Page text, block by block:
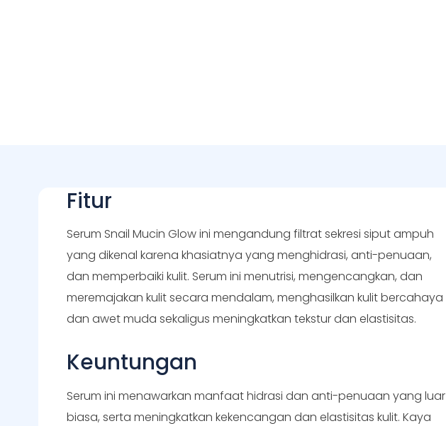
Fitur
Serum Snail Mucin Glow ini mengandung filtrat sekresi siput ampuh
yang dikenal karena khasiatnya yang menghidrasi, anti-penuaan,
dan memperbaiki kulit. Serum ini menutrisi, mengencangkan, dan
meremajakan kulit secara mendalam, menghasilkan kulit bercahaya
dan awet muda sekaligus meningkatkan tekstur dan elastisitas.
Keuntungan
Serum ini menawarkan manfaat hidrasi dan anti-penuaan yang luar
biasa, serta meningkatkan kekencangan dan elastisitas kulit. Kaya